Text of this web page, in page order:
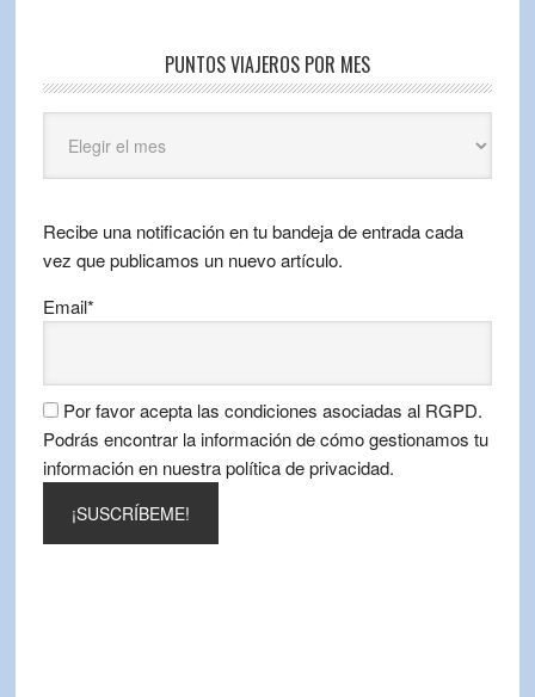
PUNTOS VIAJEROS POR MES
Viajeros
por
Recibe una notificación en tu bandeja de entrada cada
vez que publicamos un nuevo artículo.
Email*
Por favor acepta las condiciones asociadas al RGPD.
Podrás encontrar la información de cómo gestionamos tu
información en nuestra política de privacidad.